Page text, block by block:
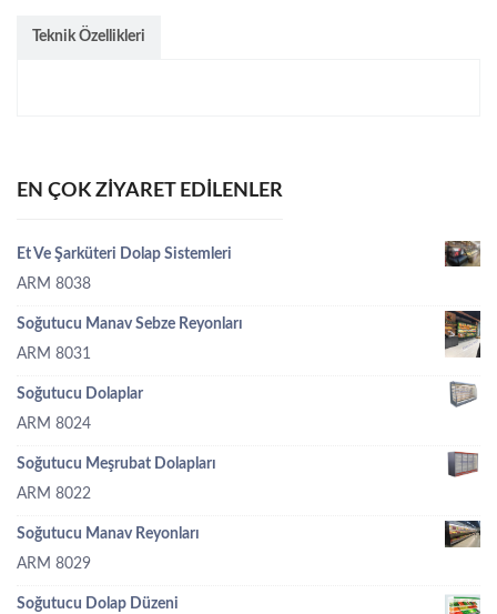
Teknik Özellikleri
EN ÇOK ZIYARET EDILENLER
Et Ve Şarküteri Dolap Sistemleri
ARM 8038
Soğutucu Manav Sebze Reyonları
ARM 8031
Soğutucu Dolaplar
ARM 8024
Soğutucu Meşrubat Dolapları
ARM 8022
Soğutucu Manav Reyonları
ARM 8029
Soğutucu Dolap Düzeni